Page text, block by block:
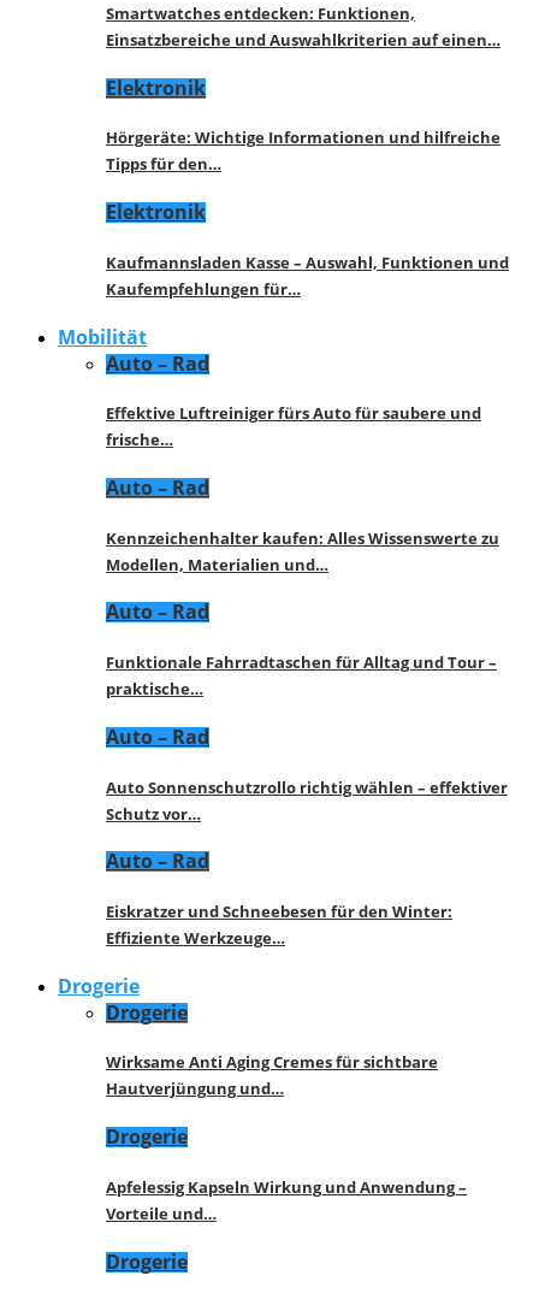
Smartwatches entdecken: Funktionen,
Einsatzbereiche und Auswahlkriterien auf einen…
Elektronik
Hörgeräte: Wichtige Informationen und hilfreiche
Tipps für den…
Elektronik
Kaufmannsladen Kasse – Auswahl, Funktionen und
Kaufempfehlungen für…
Mobilität
Auto – Rad
Effektive Luftreiniger fürs Auto für saubere und
frische…
Auto – Rad
Kennzeichenhalter kaufen: Alles Wissenswerte zu
Modellen, Materialien und…
Auto – Rad
Funktionale Fahrradtaschen für Alltag und Tour –
praktische…
Auto – Rad
Auto Sonnenschutzrollo richtig wählen – effektiver
Schutz vor…
Auto – Rad
Eiskratzer und Schneebesen für den Winter:
Effiziente Werkzeuge…
Drogerie
Drogerie
Wirksame Anti Aging Cremes für sichtbare
Hautverjüngung und…
Drogerie
Apfelessig Kapseln Wirkung und Anwendung –
Vorteile und…
Drogerie